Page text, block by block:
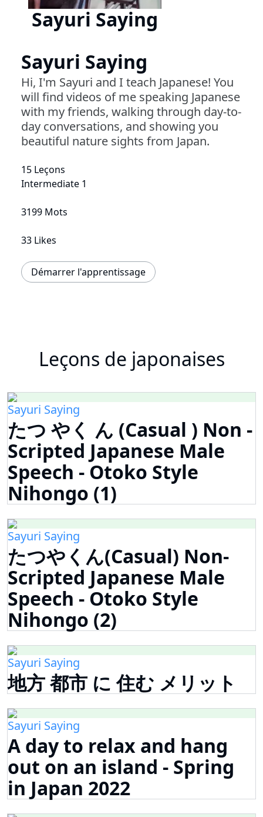
Sayuri Saying
Sayuri Saying
Hi, I'm Sayuri and I teach Japanese! You
will find videos of me speaking Japanese
with my friends, walking through day-to-
day conversations, and showing you
beautiful nature sights from Japan.
15 Leçons
Intermediate 1
3199 Mots
33 Likes
Démarrer l'apprentissage
Leçons de japonaises
Sayuri Saying
たつ やく ん (Casual ) Non -
Scripted Japanese Male
Speech - Otoko Style
Nihongo (1)
Sayuri Saying
たつやくん(Casual) Non-
Scripted Japanese Male
Speech - Otoko Style
Nihongo (2)
Sayuri Saying
地方 都市 に 住む メリット
Sayuri Saying
A day to relax and hang
out on an island - Spring
in Japan 2022